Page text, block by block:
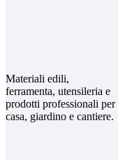
Materiali edili,
ferramenta, utensileria e
prodotti professionali per
casa, giardino e cantiere.